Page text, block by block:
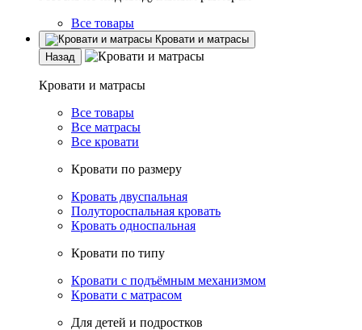
Все товары
Кровати и матрасы
Назад
Кровати и матрасы
Все товары
Все матрасы
Все кровати
Кровати по размеру
Кровать двуспальная
Полутороспальная кровать
Кровать односпальная
Кровати по типу
Кровати с подъёмным механизмом
Кровати с матрасом
Для детей и подростков